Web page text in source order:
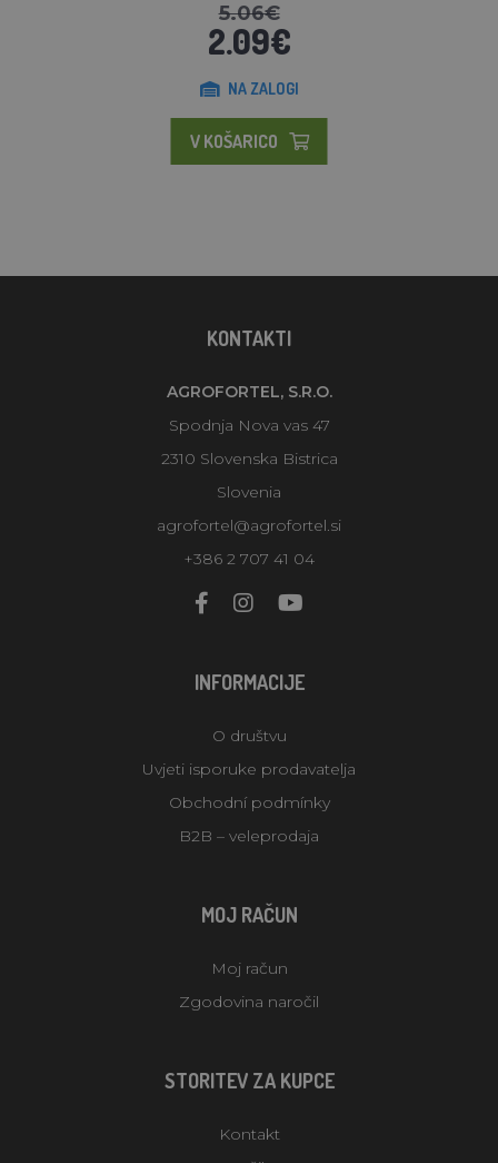
5.06€
2.09€
NA ZALOGI
V KOŠARICO
KONTAKTI
AGROFORTEL, S.R.O.
Spodnja Nova vas 47
2310 Slovenska Bistrica
Slovenia
agrofortel@agrofortel.si
+386 2 707 41 04
INFORMACIJE
O društvu
Uvjeti isporuke prodavatelja
Obchodní podmínky
B2B – veleprodaja
MOJ RAČUN
Moj račun
Zgodovina naročil
STORITEV ZA KUPCE
Kontakt